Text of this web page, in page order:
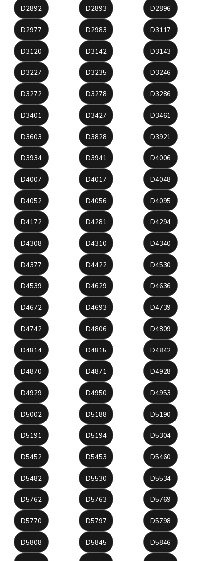
D2892 D2893 D2896
D2977 D2983 D3117
D3120 D3142 D3143
D3227 D3235 D3246
D3272 D3278 D3286
D3401 D3427 D3461
D3603 D3828 D3921
D3934 D3941 D4006
D4007 D4017 D4048
D4052 D4056 D4095
D4172 D4281 D4294
D4308 D4310 D4340
D4377 D4422 D4530
D4539 D4629 D4636
D4672 D4693 D4739
D4742 D4806 D4809
D4814 D4815 D4842
D4870 D4871 D4928
D4929 D4950 D4953
D5002 D5188 D5190
D5191 D5194 D5304
D5452 D5453 D5460
D5482 D5530 D5534
D5762 D5763 D5769
D5770 D5797 D5798
D5808 D5845 D5846